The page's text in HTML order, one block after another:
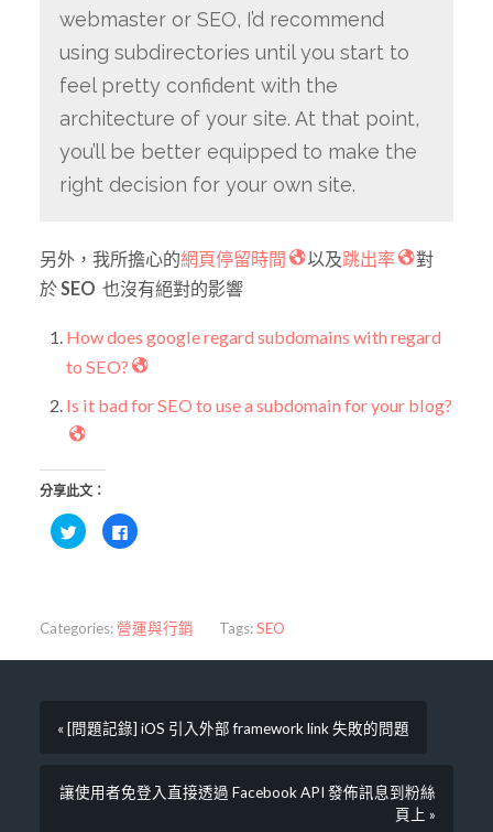
webmaster or SEO, I’d recommend
using subdirectories until you start to
feel pretty confident with the
architecture of your site. At that point,
you’ll be better equipped to make the
right decision for your own site.
另外，我所擔心的網頁停留時間 以及跳出率
對
於 SEO 也沒有絕對的影響
How does google regard subdomains with regard
to SEO?
Is it bad for SEO to use a subdomain for your blog?
分享此文：
分
享
開
按
一
Facebook(在
新
窗
Categories:營運與行銷 Tags:SEO
« [問題記錄] iOS 引入外部 framework link 失敗的問題
讓使用者免登入直接透過 Facebook API 發佈訊息到粉絲
頁上 »